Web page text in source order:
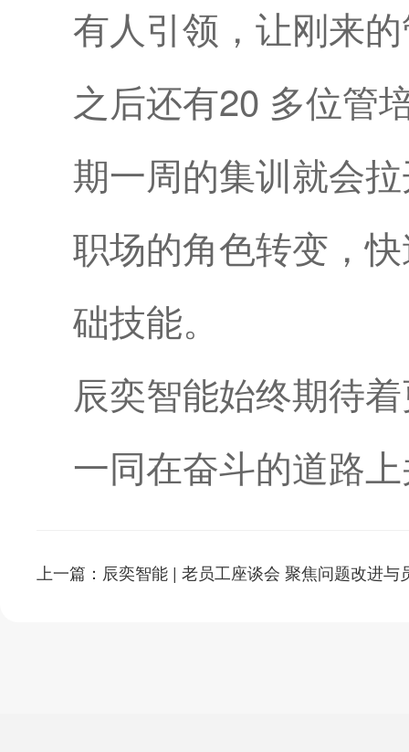
有人引领，让刚来
之后还有20 多位管
期一周的集训就会
职场的角色转变，
础技能。
辰奕智能始终期待
一同在奋斗的道路
上一篇：辰奕智能 | 老员工座谈会 聚焦问题改进与